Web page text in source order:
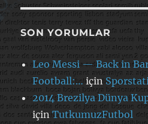
SON YORUMLAR
Leo Messi — Back in
Football:…için
2014 Brezilya Dünya
içinTutkumuzFutbol